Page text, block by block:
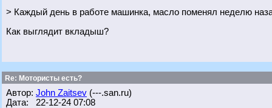
> Каждый день в работе машинка, масло поменял неделю
Как выглядит вкладыш?
Re: Мотористы есть?
Автор: John Zaitsev (---.san.ru)
Дата: 22-12-24 07:08